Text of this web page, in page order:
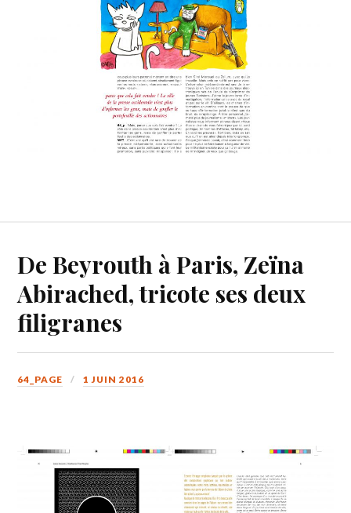
De Beyrouth à Paris, Zeïna
Abirached, tricote ses deux
filigranes
64_PAGE 1 JUIN 2016